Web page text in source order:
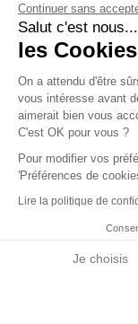
CONTACT
04 42 20 78 42
Du lundi au jeudi de
vendredi de 8h30 à
Continuer sans
Salut c'est nous...
les
On a attendu d'être
vous intéresse avant
aimerait bien vous
C'est OK pour vous ?
Pour modifier vos
'Préférences de
Lire la politique de
Je choisis